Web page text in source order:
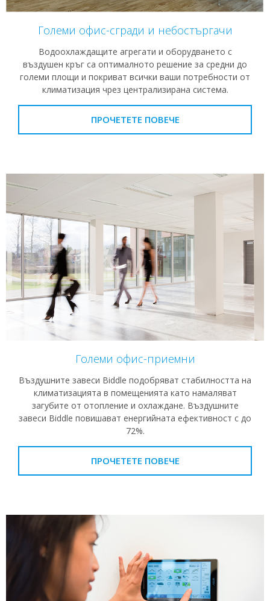
Големи офис-сгради и небостъргачи
Водоохлаждащите агрегати и оборудването с
въздушен кръг са оптималното решение за средни до
големи площи и покриват всички ваши потребности от
климатизация чрез централизирана система.
ПРОЧЕТЕТЕ ПОВЕЧЕ
Големи офис-приемни
Въздушните завеси Biddle подобряват стабилността на
климатизацията в помещенията като намаляват
загубите от отопление и охлаждане. Въздушните
завеси Biddle повишават енергийната ефективност с до
72%.
ПРОЧЕТЕТЕ ПОВЕЧЕ